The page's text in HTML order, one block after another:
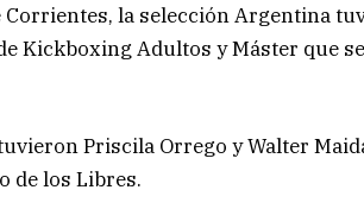
la selección Argentina
Kickboxing Adultos y Máster que
Priscila Orrego y Walter
de los Libres.